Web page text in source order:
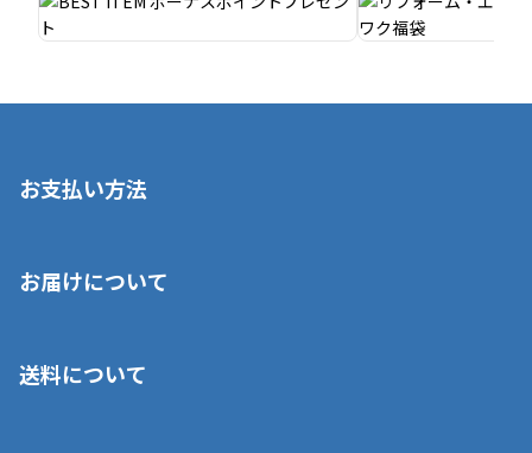
お支払い方法
いいただくことはできません。ご了承ください。
■代金引換(代引)※手数料がかかります
お届けについて
ご注文が確認出来次第、1～4営業日に発送いたします。「お取り
送料について